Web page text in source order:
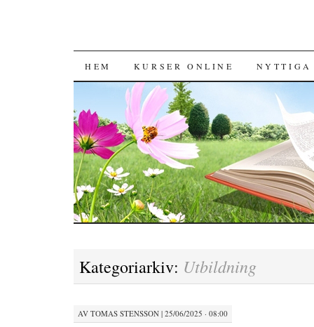
HOPPA TILL INNEHÅLL
HEM KURSER ONLINE
Kategoriarkiv: Utbildning
AV TOMAS STENSSON | 25/06/2025 · 08:00